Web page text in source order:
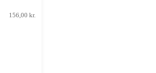
156,00 kr.